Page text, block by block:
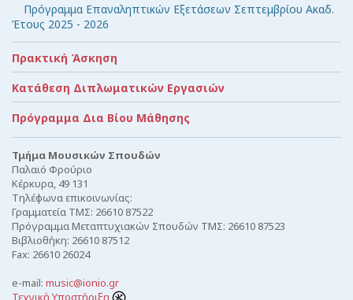
Πρόγραμμα Επαναληπτικών Εξετάσεων Σεπτεμβρίου Ακαδ.
Έτους 2025 - 2026
Πρακτική Άσκηση
Κατάθεση Διπλωματικών Εργασιών
Πρόγραμμα Δια Βίου Μάθησης
Τμήμα Μουσικών Σπουδών
Παλαιό Φρούριο
Κέρκυρα, 49 131
Τηλέφωνα επικοινωνίας:
Γραμματεία ΤΜΣ: 26610 87522
Πρόγραμμα Μεταπτυχιακών Σπουδών ΤΜΣ: 26610 87523
Βιβλιοθήκη: 26610 87512
Fax: 26610 26024
e-mail: music@ionio.gr
Τεχνική Υποστήριξη